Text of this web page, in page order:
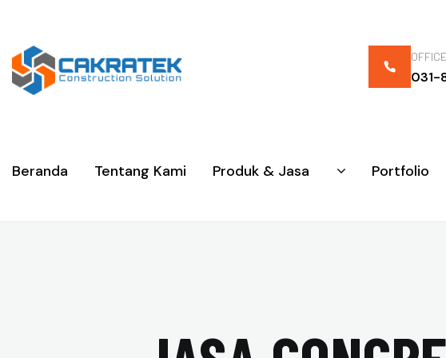
031-
Beranda Tentang Kami Produk & Jasa Portfolio